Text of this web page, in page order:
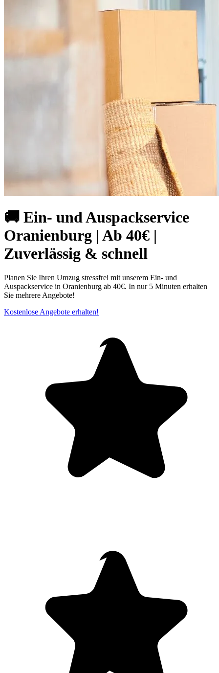
🚚 Ein- und Auspackservice
Oranienburg | Ab 40€ |
Zuverlässig & schnell
Planen Sie Ihren Umzug stressfrei mit unserem Ein- und
Auspackservice in Oranienburg ab 40€. In nur 5 Minuten erhalten
Sie mehrere Angebote!
Kostenlose Angebote erhalten!